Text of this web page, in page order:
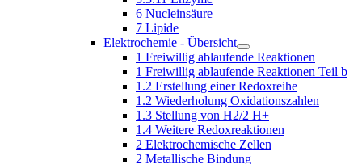
6 Nucleinsäure
7 Lipide
Elektrochemie - Übersicht
1 Freiwillig ablaufende Reaktionen
1 Freiwillig ablaufende Reaktionen Teil b
1.2 Erstellung einer Redoxreihe
1.2 Wiederholung Oxidationszahlen
1.3 Stellung von H2/2 H+
1.4 Weitere Redoxreaktionen
2 Elektrochemische Zellen
2 Metallische Bindung